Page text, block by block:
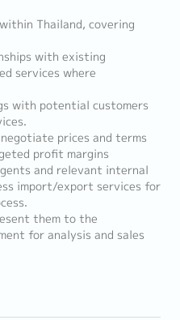
Thailand, covering
with existing
services where
with potential customers
prices and terms
profit margins
and relevant internal
import/export services for
them to the
for analysis and sales